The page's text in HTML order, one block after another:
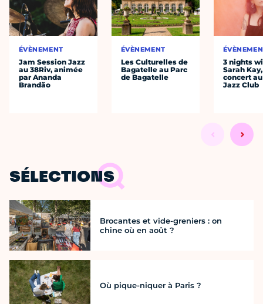
ÉVÈNEMENT
Jam Session Jazz
au 38Riv, animée
par Ananda
Brandão
ÉVÈNEMENT
Les Culturelles de
Bagatelle au Parc
de Bagatelle
3 nights
Sarah
concert
Jazz Club
SÉLECTIONS
Brocantes et vide-greniers : on
chine où en août ?
Où pique-niquer à Paris ?